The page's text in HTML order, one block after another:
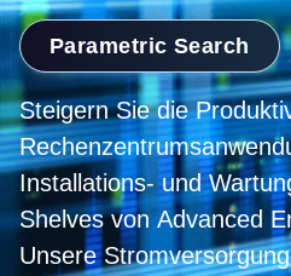
Parametric Search
Steigern Sie die
Installations- und
Shelves von Advanced
Unsere